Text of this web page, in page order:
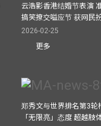
云浩影香港结婚节表演
搞笑撩交嗌应节 获网民
2026-02-25
更多
郑秀文与世界排名第3轮
「无限亮」态度 超越肢